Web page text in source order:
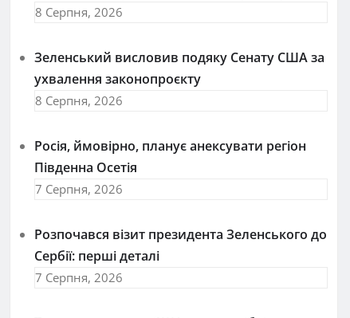
8 Серпня, 2026
Зеленський висловив подяку Сенату США за
ухвалення законопроєкту
8 Серпня, 2026
Росія, ймовірно, планує анексувати регіон
Південна Осетія
7 Серпня, 2026
Розпочався візит президента Зеленського до
Сербії: перші деталі
7 Серпня, 2026